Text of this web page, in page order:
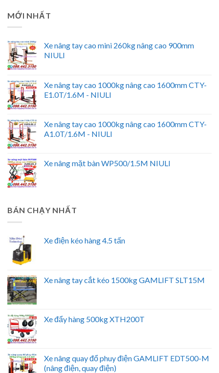
MỚI NHẤT
Xe nâng tay cao mini 260kg nâng cao 900mm
NIULI
Xe nâng tay cao 1000kg nâng cao 1600mm CTY-
E1.0T/1.6M - NIULI
Xe nâng tay cao 1000kg nâng cao 1600mm CTY-
A1.0T/1.6M - NIULI
Xe nâng mặt bàn WP500/1.5M NIULI
BÁN CHẠY NHẤT
Xe điện kéo hàng 4.5 tấn
Xe nâng tay cắt kéo 1500kg GAMLIFT SLT15M
Xe đẩy hàng 500kg XTH200T
Xe nâng quay đổ phuy điện GAMLIFT EDT500-M
(nâng điện, quay điện)